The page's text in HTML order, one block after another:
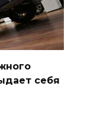
себя